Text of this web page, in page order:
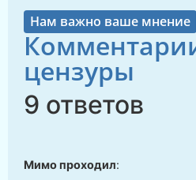
Нам важно ваше мнение
цензуры
9 ответов
Мимо проходил: